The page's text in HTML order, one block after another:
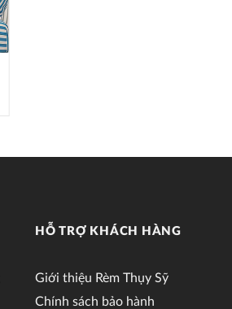
HỖ TRỢ KHÁCH HÀNG
Giới thiệu Rèm Thụy Sỹ
Chính sách bảo hành